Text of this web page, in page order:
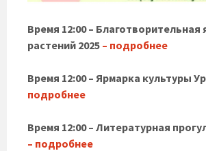
Время 12:00 – Благотворительная
растений 2025 – подробнее
Время 12:00 – Ярмарка культуры
подробнее
Время 12:00 – Литературная
– подробнее